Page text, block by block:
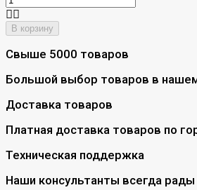
В корзину
Свыше 5000 товаров
Большой выбор товаров в
Доставка товаров
Платная доставка товаров по
Техническая поддержка
Наши консультанты всегда